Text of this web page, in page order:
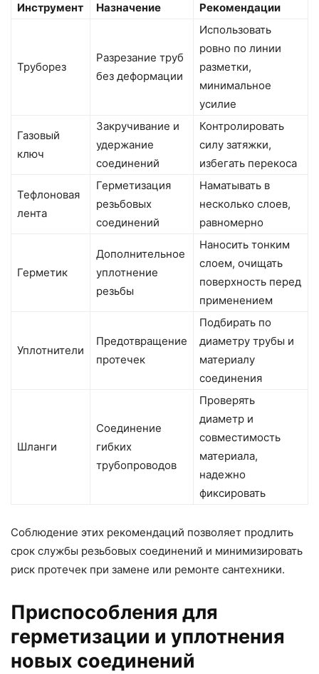
Инструмент Назначение Рекомендации
Труборез
Разрезание труб
без деформации
Использовать
ровно по линии
разметки,
минимальное
усилие
Газовый
ключ
Закручивание и
удержание
соединений
Контролировать
силу затяжки,
избегать перекоса
Тефлоновая
лента
Герметизация
резьбовых
соединений
Наматывать в
несколько слоев,
равномерно
Герметик
Дополнительное
уплотнение
резьбы
Наносить тонким
слоем, очищать
поверхность перед
применением
Уплотнители
Предотвращение
протечек
Подбирать по
диаметру трубы и
материалу
соединения
Шланги
Соединение
гибких
трубопроводов
Проверять
диаметр и
совместимость
материала,
надежно
фиксировать
Соблюдение этих рекомендаций позволяет продлить
срок службы резьбовых соединений и минимизировать
риск протечек при замене или ремонте сантехники.
Приспособления для
герметизации и уплотнения
новых соединений